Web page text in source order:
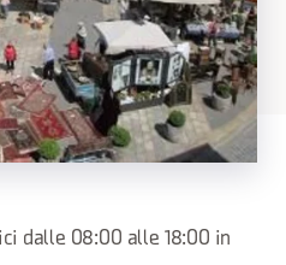
dalle 08:00 alle 18:00 in